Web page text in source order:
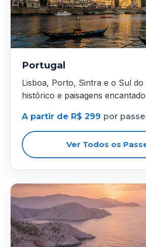
Portugal
Lisboa, Porto, Sintra e o Sul do
histórico e paisagens
A partir de R$ 299 por
Ver Todos os